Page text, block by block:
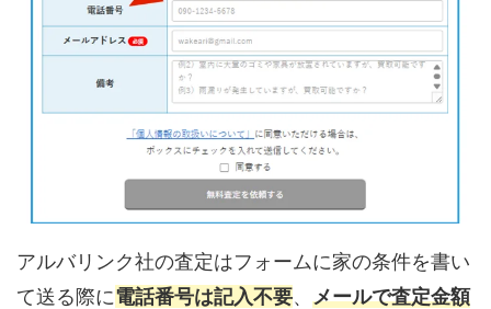
アルバリンク社の査定はフォームに家の条件を書い
て送る際に電話番号は記入不要、 メールで査定金額